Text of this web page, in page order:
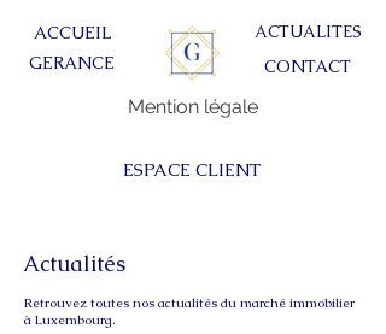
ACCUEIL
GERANCE
ACTUALITES
CONTACT
Mention légale
ESPACE CLIENT
Actualités
Retrouvez toutes nos actualités du marché immobilier
à Luxembourg.